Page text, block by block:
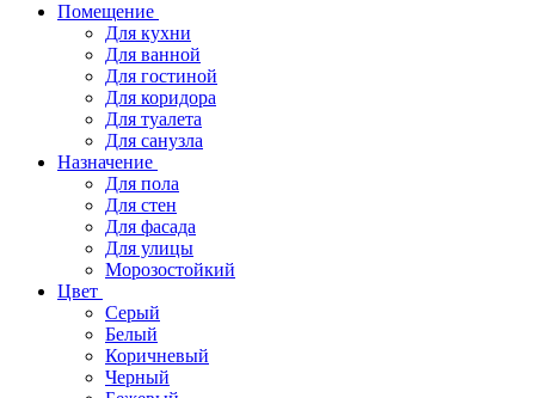
Помещение
Для кухни
Для ванной
Для гостиной
Для коридора
Для туалета
Для санузла
Назначение
Для пола
Для стен
Для фасада
Для улицы
Морозостойкий
Цвет
Серый
Белый
Коричневый
Черный